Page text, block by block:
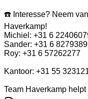
☎️ Interesse? Neem
Haverkamp!
Michiel: +31 6
Sander: +31 6
Roy: +31 6 57262277
Kantoor: +31 55
Team Haverkamp